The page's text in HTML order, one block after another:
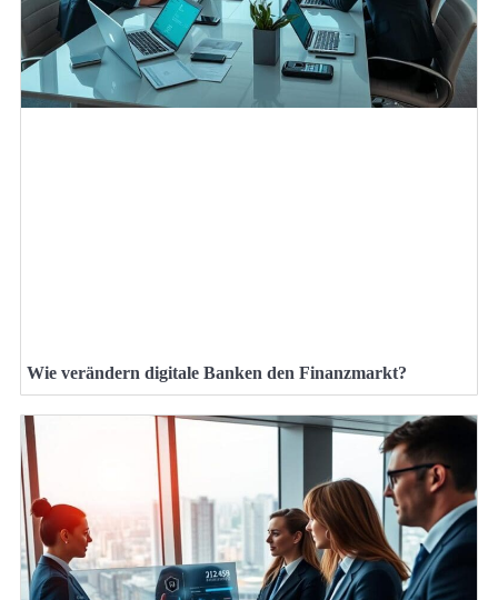
Wie verändern digitale Banken den Finanzmarkt?